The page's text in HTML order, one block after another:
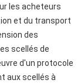
les acheteurs
et du transport
des
scellés de
d'un protocole
aux scellés à